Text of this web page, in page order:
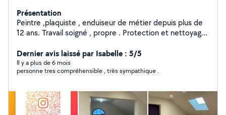
Présentation
Peintre ,plaquiste , enduiseur de métier depuis plus de
12 ans. Travail soigné , propre . Protection et nettoyage.
Rebouchage enduit - Enduit collage bande à joint plus
finition - Ratissage complet murs plafonds - Ponçage
des enduits - application de sous couche - application 2
et métal ( porte, escalier, barrière etc.. ) - Pose de
papier peint et toile de verre - Pose de parquet flottant
Dernier avis laissé par Isabelle : 5/5
Il y a plus de 6 mois
personne tres compréhensible , très sympathique .